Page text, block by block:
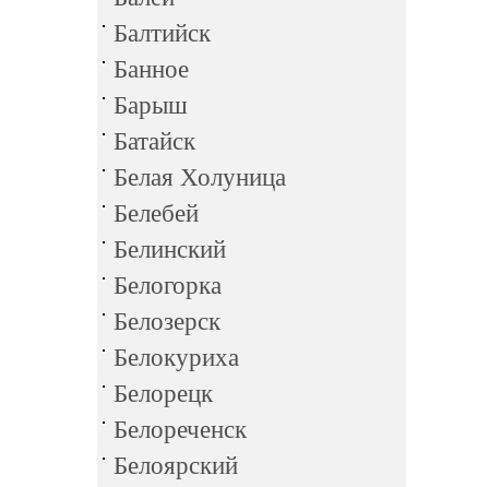
Балтийск
Банное
Барыш
Батайск
Белая Холуница
Белебей
Белинский
Белогорка
Белозерск
Белокуриха
Белорецк
Белореченск
Белоярский